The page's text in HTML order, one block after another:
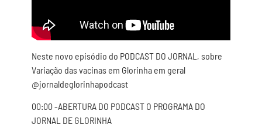
Neste novo episódio do PODCAST DO JORNAL, sobre
Variação das vacinas em Glorinha em geral
@jornaldeglorinhapodcast
00:00 -ABERTURA DO PODCAST O PROGRAMA DO
JORNAL DE GLORINHA